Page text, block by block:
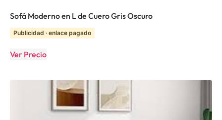
Sofá Moderno en L de Cuero Gris Oscuro
Publicidad · enlace pagado
Ver Precio